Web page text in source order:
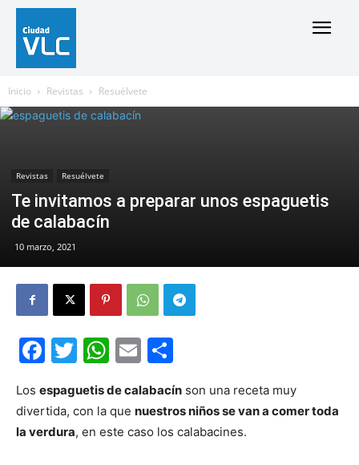
Inicio Revistas Resuélvete
Revistas Resuélvete
Te invitamos a preparar unos espaguetis
de calabacín
10 marzo, 2021
Facebook
Twitter
WhatsApp
Email
Los espaguetis de calabacín son una receta muy
divertida, con la que nuestros niños se van a comer toda
la verdura, en este caso los calabacines.